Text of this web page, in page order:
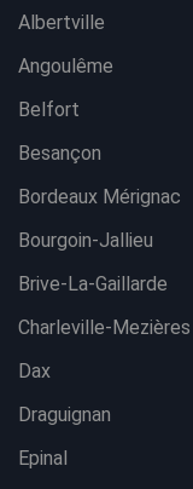
Albertville
Angoulême
Belfort
Besançon
Bordeaux Mérignac
Bourgoin-Jallieu
Brive-La-Gaillarde
Charleville-Mezières
Dax
Draguignan
Epinal